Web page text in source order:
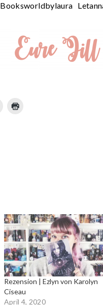
Booksworldbylaura
Rezension | Ezlyn von Karolyn
Ciseau
April 4, 2020